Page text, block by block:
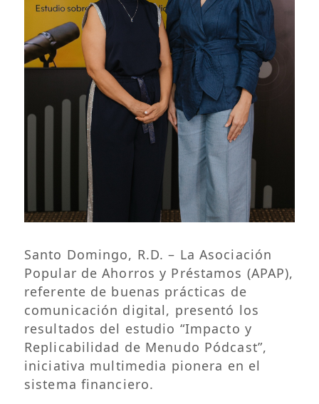
Santo Domingo, R.D. – La Asociación
Popular de Ahorros y Préstamos (APAP),
referente de buenas prácticas de
comunicación digital, presentó los
resultados del estudio “Impacto y
Replicabilidad de Menudo Pódcast”,
iniciativa multimedia pionera en el
sistema financiero.